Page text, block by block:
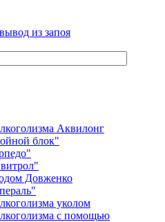
из запоя
Аквилонг
блок"
Довженко
уколом
с помощью